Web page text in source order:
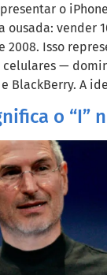
o
ousada: vender
Isso
—
BlackBerry. A
o “I”